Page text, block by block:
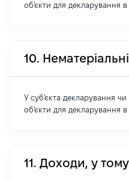
об'єкти для декларування в
10.
У суб'єкта декларування чи
об'єкти для декларування в
11. Доходи, у